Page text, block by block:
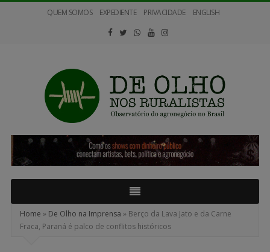
QUEM SOMOS EXPEDIENTE PRIVACIDADE ENGLISH
Olho
nos
Ruralistas
Home » De Olho na Imprensa » Berço da Lava Jato e da Carne
Fraca, Paraná é palco de conflitos históricos